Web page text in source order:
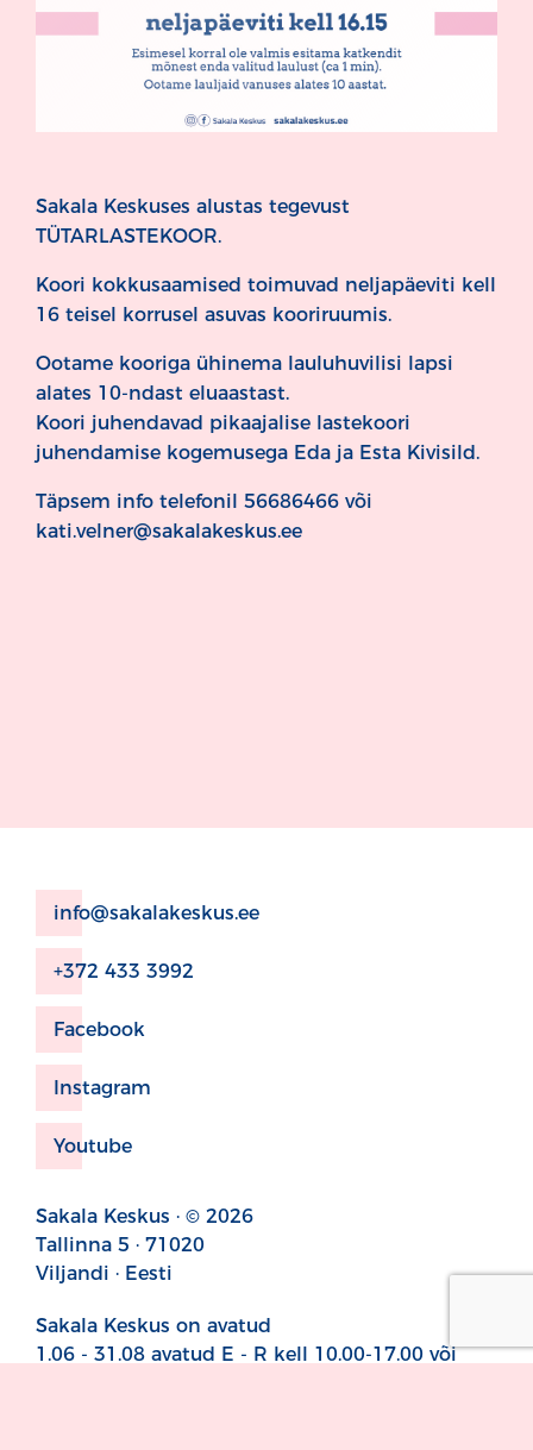
Sakala Keskuses alustas tegevust
TÜTARLASTEKOOR.
Koori kokkusaamised toimuvad neljapäeviti kell
16 teisel korrusel asuvas kooriruumis.
Ootame kooriga ühinema lauluhuvilisi lapsi
alates 10-ndast eluaastast.
Koori juhendavad pikaajalise lastekoori
juhendamise kogemusega Eda ja Esta Kivisild.
Täpsem info telefonil 56686466 või
kati.velner@sakalakeskus.ee
info@sakalakeskus.ee
+372 433 3992
Facebook
Instagram
Youtube
Sakala Keskus · © 2026
Tallinna 5 · 71020
Viljandi · Eesti
Sakala Keskus on avatud
1.06 - 31.08 avatud E - R kell 10.00-17.00 või